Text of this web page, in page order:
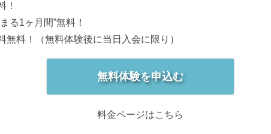
！
る1ヶ月間”無料！
無料！（無料体験後に当日入会に限り）
無料体験を申込む
料金ページはこちら